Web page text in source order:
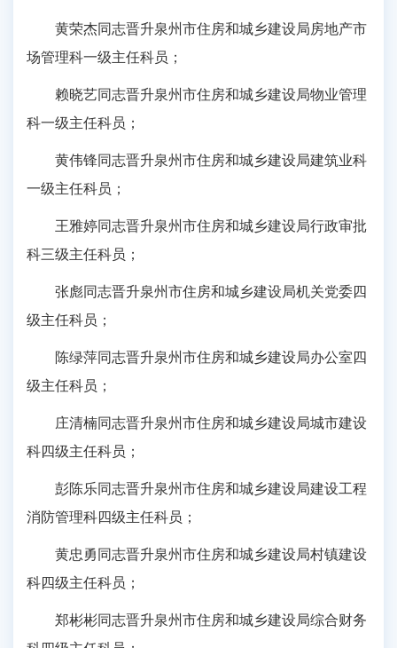
黄荣杰同志晋升泉州市住房和城乡建设局房地产市
场管理科一级主任科员；
赖晓艺同志晋升泉州市住房和城乡建设局物业管理
科一级主任科员；
黄伟锋同志晋升泉州市住房和城乡建设局建筑业科
一级主任科员；
王雅婷同志晋升泉州市住房和城乡建设局行政审批
科三级主任科员；
张彪同志晋升泉州市住房和城乡建设局机关党委四
级主任科员；
陈绿萍同志晋升泉州市住房和城乡建设局办公室四
级主任科员；
庄清楠同志晋升泉州市住房和城乡建设局城市建设
科四级主任科员；
彭陈乐同志晋升泉州市住房和城乡建设局建设工程
消防管理科四级主任科员；
黄忠勇同志晋升泉州市住房和城乡建设局村镇建设
科四级主任科员；
郑彬彬同志晋升泉州市住房和城乡建设局综合财务